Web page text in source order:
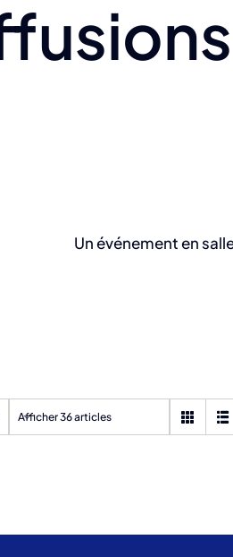
Un événement en
Afficher 36 articles